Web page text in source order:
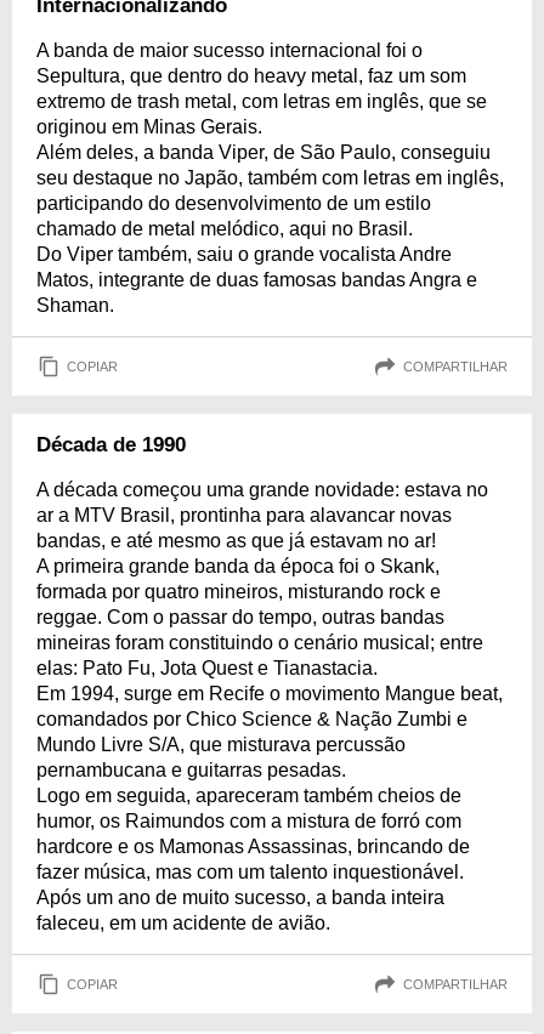
Internacionalizando
A banda de maior sucesso internacional foi o
Sepultura, que dentro do heavy metal, faz um som
extremo de trash metal, com letras em inglês, que se
originou em Minas Gerais.
Além deles, a banda Viper, de São Paulo, conseguiu
seu destaque no Japão, também com letras em inglês,
participando do desenvolvimento de um estilo
chamado de metal melódico, aqui no Brasil.
Do Viper também, saiu o grande vocalista Andre
Matos, integrante de duas famosas bandas Angra e
Shaman.
COPIAR COMPARTILHAR
Década de 1990
A década começou uma grande novidade: estava no
ar a MTV Brasil, prontinha para alavancar novas
bandas, e até mesmo as que já estavam no ar!
A primeira grande banda da época foi o Skank,
formada por quatro mineiros, misturando rock e
reggae. Com o passar do tempo, outras bandas
mineiras foram constituindo o cenário musical; entre
elas: Pato Fu, Jota Quest e Tianastacia.
Em 1994, surge em Recife o movimento Mangue beat,
comandados por Chico Science & Nação Zumbi e
Mundo Livre S/A, que misturava percussão
pernambucana e guitarras pesadas.
Logo em seguida, apareceram também cheios de
humor, os Raimundos com a mistura de forró com
hardcore e os Mamonas Assassinas, brincando de
fazer música, mas com um talento inquestionável.
Após um ano de muito sucesso, a banda inteira
faleceu, em um acidente de avião.
COPIAR COMPARTILHAR